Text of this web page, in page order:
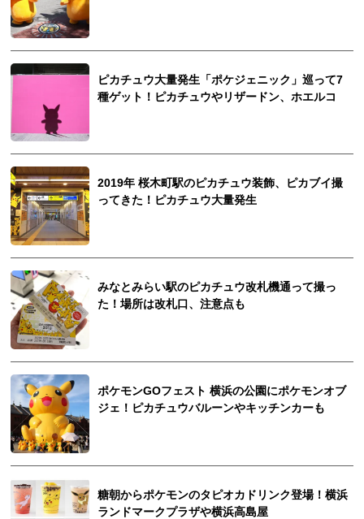
ピカチュウ大量発生「ポケジェニック」巡って7
種ゲット！ピカチュウやリザードン、ホエルコ
2019年 桜木町駅のピカチュウ装飾、ピカブイ撮
ってきた！ピカチュウ大量発生
みなとみらい駅のピカチュウ改札機通って撮っ
た！場所は改札口、注意点も
ポケモンGOフェスト 横浜の公園にポケモンオブ
ジェ！ピカチュウバルーンやキッチンカーも
糖朝からポケモンのタピオカドリンク登場！横浜
ランドマークプラザや横浜高島屋